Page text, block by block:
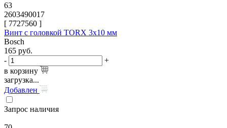
63
2603490017
[ 7727560 ]
Винт с головкой TORX 3x10 мм
Bosch
165 руб.
-
+
в корзину
загрузка...
Добавлен
Запрос наличия